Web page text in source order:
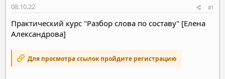
м
ы
а
а
08.10.22 #1
Практический курс "Разбор слова по составу" [Елена
Александрова]
Для просмотра ссылок пройдите регистрацию